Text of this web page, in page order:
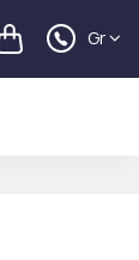
Gr